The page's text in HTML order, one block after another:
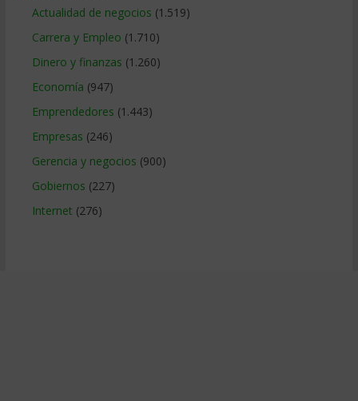
Actualidad de negocios (1.519)
Carrera y Empleo (1.710)
Dinero y finanzas (1.260)
Economía (947)
Emprendedores (1.443)
Empresas (246)
Gerencia y negocios (900)
Gobiernos (227)
Internet (276)